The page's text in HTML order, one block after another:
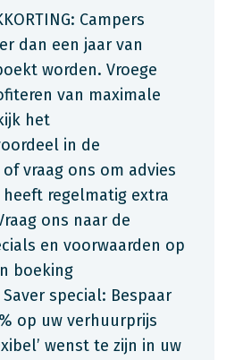
Campers
dan een jaar van
worden. Vroege
van maximale
het
in de
vraag ons om advies
heeft regelmatig extra
ons naar de
en voorwaarden op
boeking
Saver special: Bespaar
op uw verhuurprijs
wenst te zijn in uw